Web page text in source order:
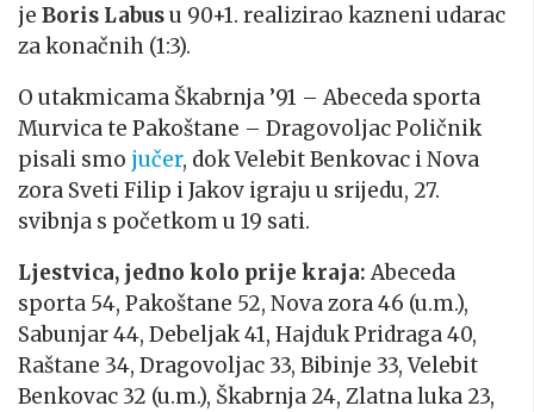
je Boris Labusu 90+1. realizirao kazneni udarac
za konačnih (1:3).
O utakmicama Škabrnja ’91 – Abeceda sporta
Murvica te Pakoštane – Dragovoljac Poličnik
pisali smo jučer, dok Velebit Benkovac i Nova
zora Sveti Filip i Jakov igraju u srijedu, 27.
svibnja s početkom u 19 sati.
Ljestvica, jedno kolo prije kraja: Abeceda
sporta 54, Pakoštane 52, Nova zora 46 (u.m.),
Sabunjar 44, Debeljak 41, Hajduk Pridraga 40,
Raštane 34, Dragovoljac 33, Bibinje 33, Velebit
Benkovac 32 (u.m.), Škabrnja 24, Zlatna luka 23,